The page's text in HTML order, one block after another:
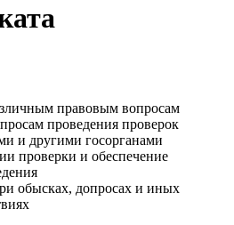
правовым вопросам
проведения проверок
и другими госорганами
проверки и обеспечение
обысках, допросах и иных